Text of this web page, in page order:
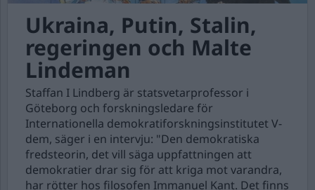
Ukraina, Putin, Stalin,
regeringen och Malte
Lindeman
Staffan I Lindberg är statsvetarprofessor i
Göteborg och forskningsledare för
Internationella demokratiforskningsinstitutet V-
dem, säger i en intervju: "Den demokratiska
fredsteorin, det vill säga uppfattningen att
demokratier drar sig för att kriga mot varandra,
har rötter hos filosofen Immanuel Kant. Det finns